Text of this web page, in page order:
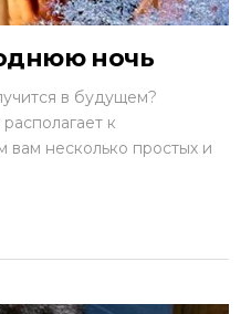
ночь
в будущем?
к
вам несколько простых и